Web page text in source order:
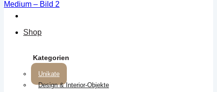
Shop
Kategorien
Unikate
Design & Interior-Objekte